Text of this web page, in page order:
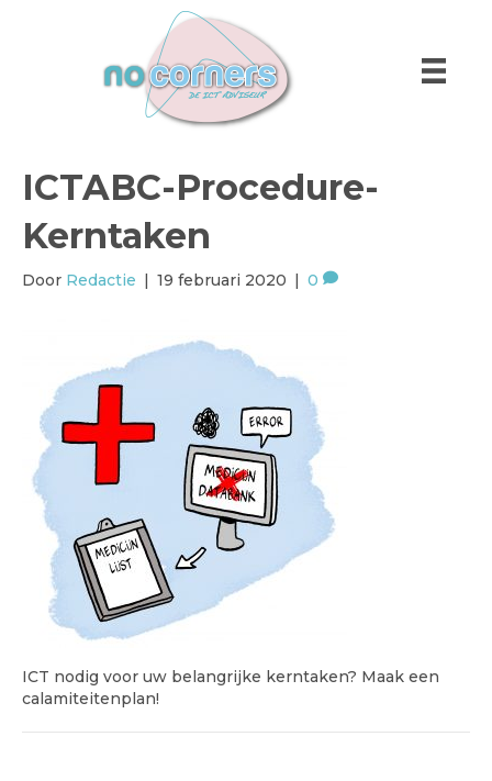
ICTABC-Procedure-
Kerntaken
Door Redactie | 19 februari 2020 | 0
ICT nodig voor uw belangrijke kerntaken? Maak een
calamiteitenplan!